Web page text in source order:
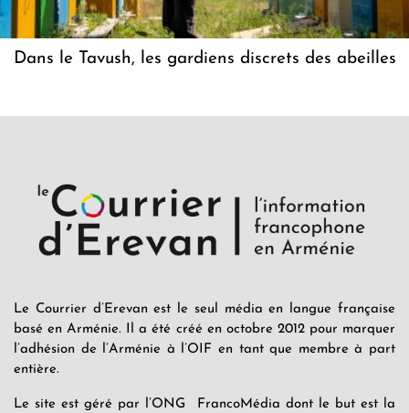
Dans le Tavush, les gardiens discrets des abeilles
Le Courrier d’Erevan est le seul média en langue française
basé en Arménie. Il a été créé en octobre 2012 pour marquer
l’adhésion de l’Arménie à l’OIF en tant que membre à part
entière.
Le site est géré par l’ONG FrancoMédia dont le but est la